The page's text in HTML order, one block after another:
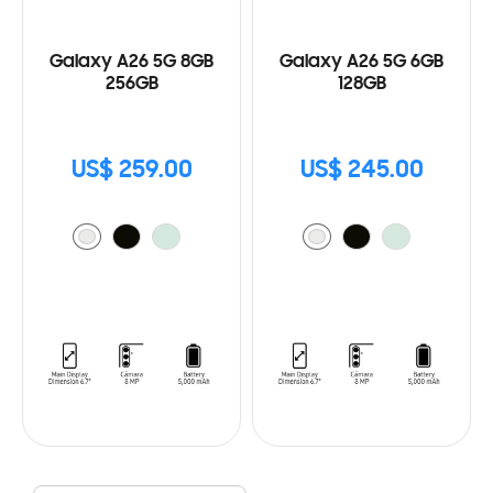
Galaxy A26 5G 8GB
256GB
US$ 259.00
Galaxy A26 5G 6GB
128GB
US$ 245.00